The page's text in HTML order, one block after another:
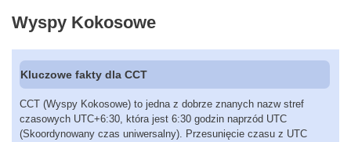
Wyspy Kokosowe
Kluczowe fakty dla CCT
CCT (Wyspy Kokosowe) to jedna z dobrze znanych nazw stref
czasowych UTC+6:30, która jest 6:30 godzin naprzód UTC
(Skoordynowany czas uniwersalny). Przesunięcie czasu z UTC